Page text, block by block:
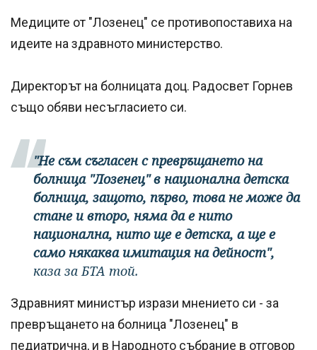
Медиците от "Лозенец" се противопоставиха на
идеите на здравното министерство.
Директорът на болницата доц. Радосвет Горнев
също обяви несъгласието си.
"Не съм съгласен с превръщането на
болница "Лозенец" в национална детска
болница, защото, първо, това не може да
стане и второ, няма да е нито
национална, нито ще е детска, а ще е
само някаква имитация на дейност",
каза за БТА той.
Здравният министър изрази мнението си - за
превръщането на болница "Лозенец" в
педиатрична, и в Народното събрание в отговор